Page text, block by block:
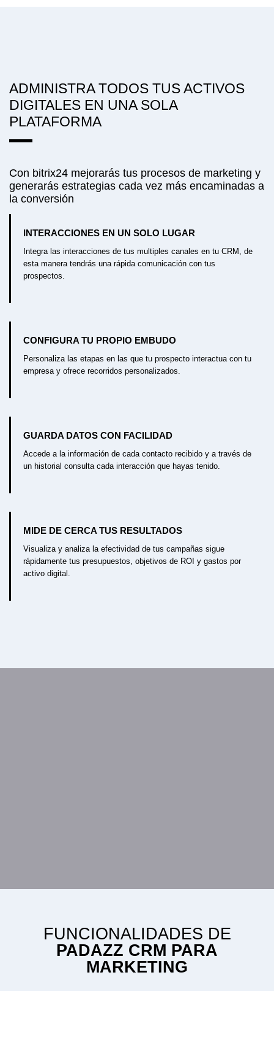
ADMINISTRA TODOS TUS ACTIVOS
DIGITALES EN UNA SOLA
PLATAFORMA
Con bitrix24 mejorarás tus procesos de marketing y
generarás estrategias cada vez más encaminadas a
la conversión
INTERACCIONES EN UN SOLO LUGAR
Integra las interacciones de tus multiples canales en tu CRM, de
esta manera tendrás una rápida comunicación con tus
prospectos.
CONFIGURA TU PROPIO EMBUDO
Personaliza las etapas en las que tu prospecto interactua con tu
empresa y ofrece recorridos personalizados.
GUARDA DATOS CON FACILIDAD
Accede a la información de cada contacto recibido y a través de
un historial consulta cada interacción que hayas tenido.
MIDE DE CERCA TUS RESULTADOS
Visualiza y analiza la efectividad de tus campañas sigue
rápidamente tus presupuestos, objetivos de ROI y gastos por
activo digital.
FUNCIONALIDADES DE
PADAZZ CRM PARA
MARKETING